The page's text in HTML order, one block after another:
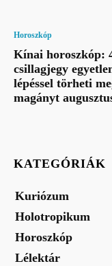
Horoszkóp
Kínai horoszkóp:
csillagjegy
lépéssel törheti
magányt
KATEGÓRIÁK
Kuriózum
Holotropikum
Horoszkóp
Lélektár